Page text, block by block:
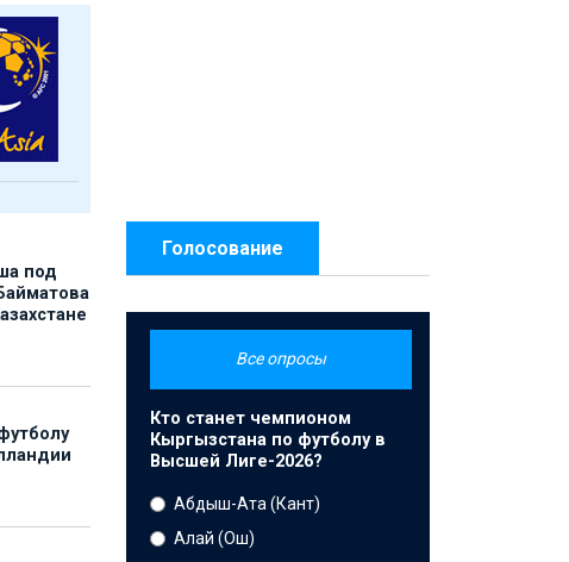
под
Голосование
Все опросы
Кто станет чемпионом
Кыргызстана по футболу в
Высшей Лиге-2026?
Абдыш-Ата (Кант)
Алай (Ош)